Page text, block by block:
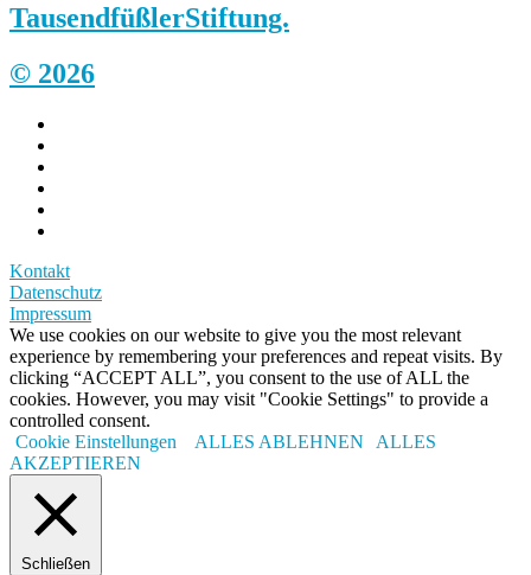
TausendfüßlerStiftung.
© 2026
Kontakt
Datenschutz
Impressum
We use cookies on our website to give you the most relevant
experience by remembering your preferences and repeat visits. By
clicking “ACCEPT ALL”, you consent to the use of ALL the
cookies. However, you may visit "Cookie Settings" to provide a
controlled consent.
Cookie Einstellungen
ALLES ABLEHNEN
ALLES
AKZEPTIEREN
Schließen